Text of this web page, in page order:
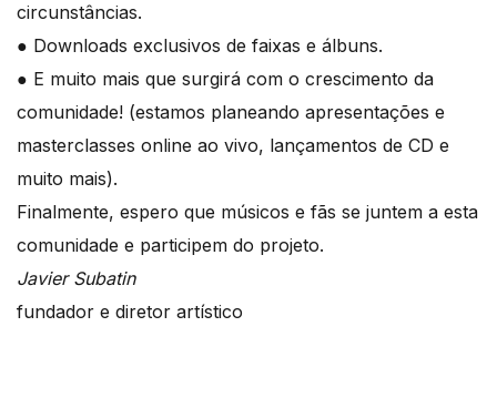
circunstâncias.
● Downloads exclusivos de faixas e álbuns.
● E muito mais que surgirá com o crescimento da
comunidade! (estamos planeando apresentações e
masterclasses online ao vivo, lançamentos de CD e
muito mais).
Finalmente, espero que músicos e fãs se juntem a esta
comunidade e participem do projeto.
Javier Subatin
fundador e diretor artístico